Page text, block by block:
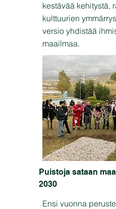
kestävää kehitystä,
kulttuurien
versio yhdistää
maailmaa.
Puistoja sataan
2030
Ensi vuonna